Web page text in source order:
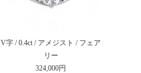
V字 / 0.4ct / アメジスト / フェア
リー
324,000円